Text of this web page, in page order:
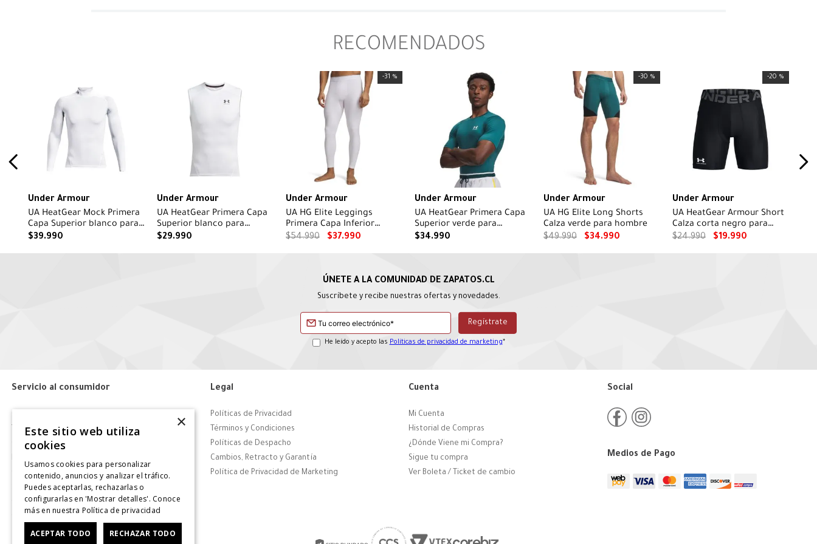
RECOMENDADOS
Under Armour
UA HeatGear Mock Primera
Capa Superior blanco para
hombre
$39.990
Under Armour
UA HeatGear Primera Capa
Superior blanco para
hombre
$29.990
-31 %
Under Armour
UA HG Elite Leggings
Primera Capa Inferior
Blanca para Hombre
$54.990 $37.990
Under Armour
UA HeatGear Primera Capa
Superior verde para
hombre
$34.990
-30 %
Under Armour
UA HG Elite Long Shorts
Calza verde para hombre
$49.990 $34.990
-20 %
Under Armour
UA HeatGear Armour Short
Calza corta negro para
hombre
$24.990 $19.990
Suscríbete y recibe nuestras ofertas y novedades.
He leído y acepto las Políticas de privacidad de marketing*
Servicio al consumidor
Tiendas
Contáctanos
Giftcard
Solicitar Factura
CyberDay
Legal
Políticas de Privacidad
Términos y Condiciones
Políticas de Despacho
Cambios, Retracto y Garantía
Política de Privacidad de Marketing
Cuenta
Mi Cuenta
Historial de Compras
¿Dónde Viene mi Compra?
Sigue tu compra
Ver Boleta / Ticket de cambio
Social
Medios de Pago
×
Este sitio web utiliza
cookies
Usamos cookies para personalizar
contenido, anuncios y analizar el tráfico.
Puedes aceptarlas, rechazarlas o
configurarlas en 'Mostrar detalles'. Conoce
más en nuestra Política de privacidad
ACEPTAR TODO RECHAZAR TODO